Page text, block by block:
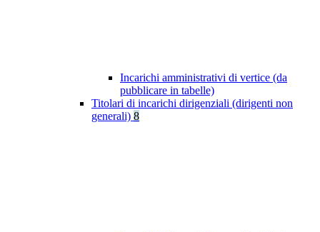
Incarichi amministrativi di vertice (da
pubblicare in tabelle)
Titolari di incarichi dirigenziali (dirigenti non
generali) 8